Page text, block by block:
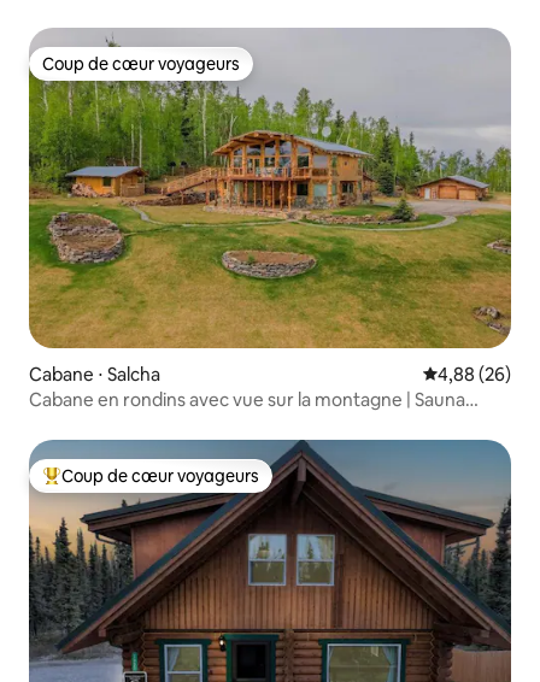
Coup de cœur voyageurs
Coup de cœur voyageurs
Cabane ⋅ Salcha Évaluation
4,88 (26)
Cabane en rondins avec vue sur la montagne | Sauna
Coups de cœur voyageurs les plus appréciés
Coup de cœur voyageurs